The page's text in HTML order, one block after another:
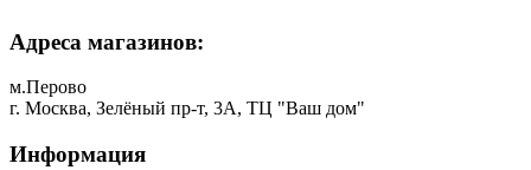
Адреса магазинов:
м.Перово
г. Москва, Зелёный пр-т, 3А, ТЦ "Ваш дом"
Информация